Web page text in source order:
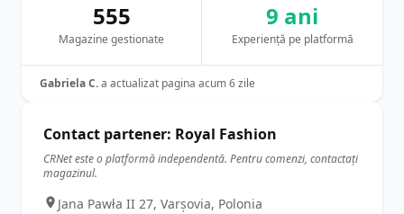
555
Magazine gestionate
9 ani
Experiență pe platformă
Gabriela C.a actualizat pagina acum 6 zile
Contact partener: Royal Fashion
CRNet este o platformă independentă. Pentru comenzi, contactați
magazinul.
Jana Pawła II 27, Varșovia, Polonia